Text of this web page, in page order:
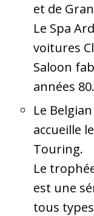
et de
Le Spa
voitures
Saloon
années 80.
Le
accueille
Touring.
Le
est une
tous